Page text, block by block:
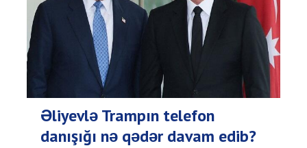
Əliyevlə Trampın telefon
danışığı nə qədər davam edib?